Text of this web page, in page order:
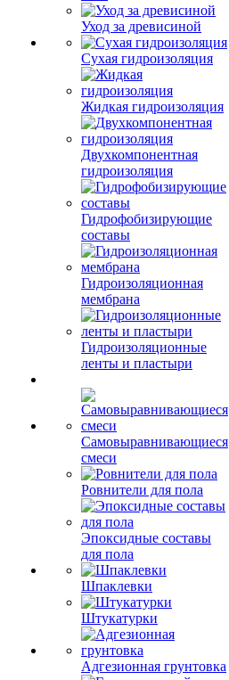
Уход за древисиной
Сухая гидроизоляция
Жидкая гидроизоляция
Двухкомпонентная
гидроизоляция
Гидрофобизирующие
составы
Гидроизоляционная
мембрана
Гидроизоляционные
ленты и пластыри
Самовыравнивающиеся
смеси
Ровнители для пола
Эпоксидные составы
для пола
Шпаклевки
Штукатурки
Адгезионная грунтовка